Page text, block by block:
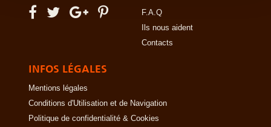
F.A.Q
Ils nous aident
Contacts
INFOS LÉGALES
Mentions légales
Conditions d'Utilisation et de Navigation
Politique de confidentialité & Cookies